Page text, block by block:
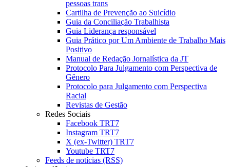
pessoas trans
Cartilha de Prevenção ao Suicídio
Guia da Conciliação Trabalhista
Guia Liderança responsável
Guia Prático por Um Ambiente de Trabalho Mais
Positivo
Manual de Redação Jornalística da JT
Protocolo Para Julgamento com Perspectiva de
Gênero
Protocolo para Julgamento com Perspectiva
Racial
Revistas de Gestão
Redes Sociais
Facebook TRT7
Instagram TRT7
X (ex-Twitter) TRT7
Youtube TRT7
Feeds de notícias (RSS)